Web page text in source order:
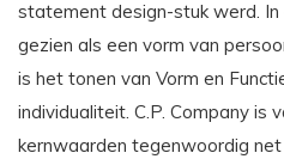
statement design-stuk werd.
gezien als een vorm van
is het tonen van Vorm en
individualiteit. C.P. Company is
kernwaarden tegenwoordig